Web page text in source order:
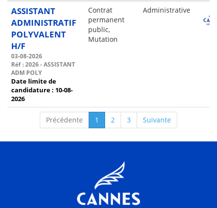
ASSISTANT
ADMINISTRATIF
POLYVALENT
H/F
03-08-2026
Réf : 2026 - ASSISTANT
ADM POLY
Date limite de
candidature : 10-08-
2026
Contrat
permanent
public,
Mutation
Administrative
Précédente 1 2 3 Suivante